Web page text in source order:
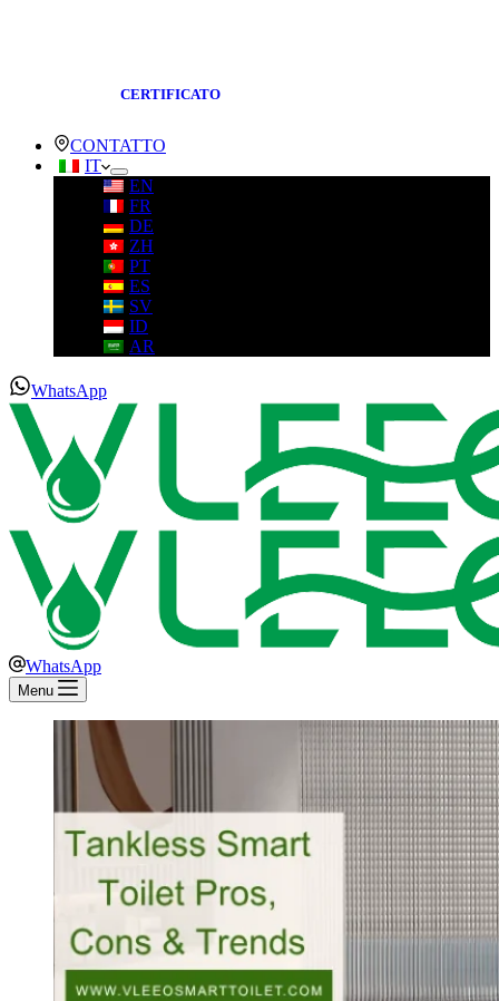
CERTIFICATO
CONTATTO
IT
EN
FR
DE
ZH
PT
ES
SV
ID
AR
WhatsApp
WhatsApp
Menu